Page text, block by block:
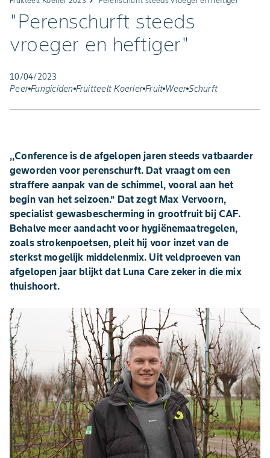
"Perenschurft steeds
vroeger en heftiger"
10/04/2023
Peer Fungiciden Fruitteelt Koerier Fruit Weer Schurft
,,Conference is de afgelopen jaren steeds vatbaarder
geworden voor perenschurft. Dat vraagt om een
straffere aanpak van de schimmel, vooral aan het
begin van het seizoen.’’ Dat zegt Max Vervoorn,
specialist gewasbescherming in grootfruit bij CAF.
Behalve meer aandacht voor hygiënemaatregelen,
zoals strokenpoetsen, pleit hij voor inzet van de
sterkst mogelijk middelenmix. Uit veldproeven van
afgelopen jaar blijkt dat Luna Care zeker in die mix
thuishoort.